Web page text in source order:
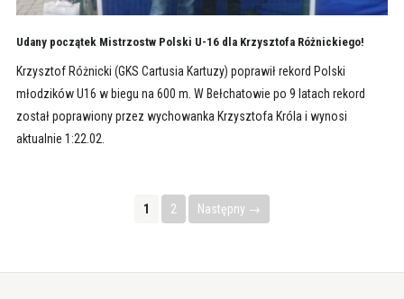
Udany początek Mistrzostw Polski U-16 dla Krzysztofa Różnickiego!
Krzysztof Różnicki (GKS Cartusia Kartuzy) poprawił rekord Polski
młodzików U16 w biegu na 600 m. W Bełchatowie po 9 latach rekord
został poprawiony przez wychowanka Krzysztofa Króla i wynosi
aktualnie 1:22.02.
1 2 Następny →